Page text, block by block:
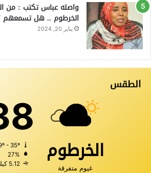
واصله عباس تكتب : من
الخرطوم .. هل تسمعهم
يناير 20, 2024
الطقس
الخرطوم
غيوم متفرقة
27%
5.12 كيلومتر/ساعة